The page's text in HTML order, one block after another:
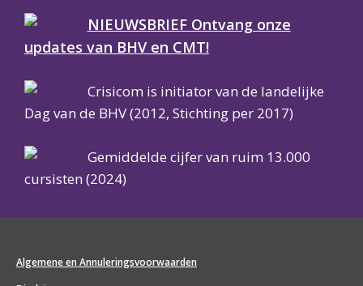
NIEUWSBRIEF Ontvang onze
updates van BHV en CMT!
Crisicom is initiator van de landelijke
Dag van de BHV (2012, Stichting per 2017)
Gemiddelde cijfer van ruim 13.000
cursisten (2024)
Algemene en Annuleringsvoorwaarden